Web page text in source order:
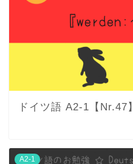
ドイツ語 A2-1【Nr.47
A2-1